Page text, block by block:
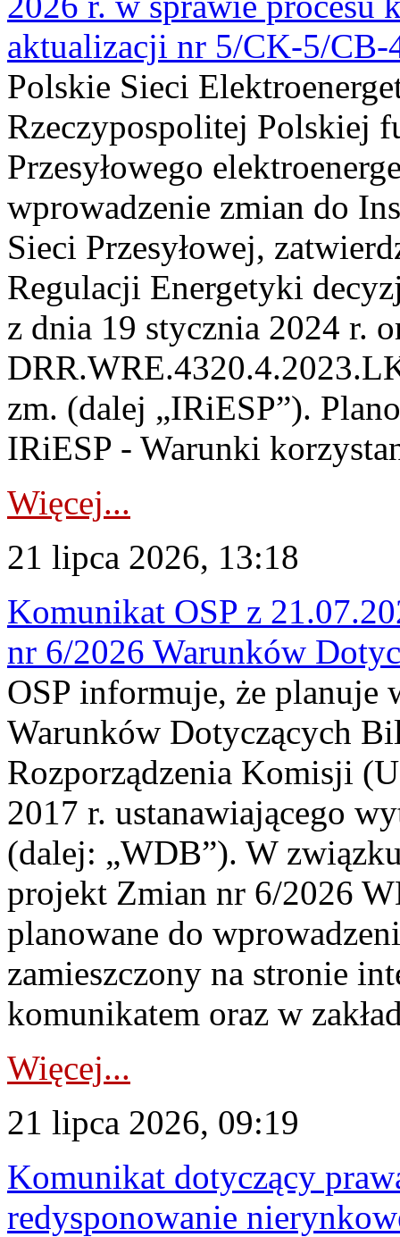
aktualizacji nr 5/CK-5/CB-
Polskie Sieci
Rzeczypospolitej Polskiej
Przesyłowego
wprowadzenie zmian do
Sieci Przesyłowej,
Regulacji Energetyki
z dnia 19 stycznia 2024 r.
zm. (dalej „IRiESP”).
IRiESP - Warunki
Więcej...
21 lipca 2026, 13:18
Komunikat OSP z
nr 6/2026 Warunków
OSP informuje, że planuje
Warunków Dotyczących
Rozporządzenia Komisji
2017 r. ustanawiającego
(dalej: „WDB”). W
projekt Zmian nr 6/2026
planowane do
zamieszczony na stronie
komunikatem oraz w
Więcej...
21 lipca 2026, 09:19
Komunikat dotyczący
redysponowanie